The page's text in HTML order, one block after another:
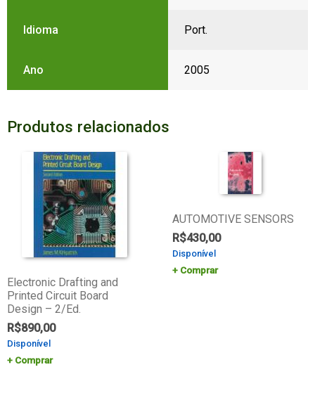
Idioma Port.
Ano 2005
Produtos relacionados
Electronic Drafting and
Printed Circuit Board
Design – 2/Ed.
R$890,00
Disponível
Comprar
AUTOMOTIVE SENSORS
R$430,00
Disponível
Comprar